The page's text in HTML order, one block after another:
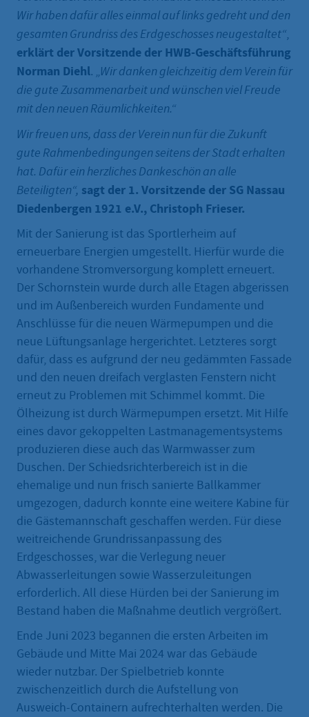
Wir haben dafür alles einmal auf links gedreht und den
gesamten Grundriss des Erdgeschosses neugestaltet“,
erklärt der Vorsitzende der HWB-Geschäftsführung
Norman Diehl. „Wir danken gleichzeitig dem Verein für
die gute Zusammenarbeit und wünschen viel Freude
mit den neuen Räumlichkeiten.“
Wir freuen uns, dass der Verein nun für die Zukunft
gute Rahmenbedingungen seitens der Stadt erhalten
hat. Dafür ein herzliches Dankeschön an alle
Beteiligten“, sagt der 1. Vorsitzende der SG Nassau
Diedenbergen 1921 e.V., Christoph Frieser.
Mit der Sanierung ist das Sportlerheim auf
erneuerbare Energien umgestellt. Hierfür wurde die
vorhandene Stromversorgung komplett erneuert.
Der Schornstein wurde durch alle Etagen abgerissen
und im Außenbereich wurden Fundamente und
Anschlüsse für die neuen Wärmepumpen und die
neue Lüftungsanlage hergerichtet. Letzteres sorgt
dafür, dass es aufgrund der neu gedämmten Fassade
und den neuen dreifach verglasten Fenstern nicht
erneut zu Problemen mit Schimmel kommt. Die
Ölheizung ist durch Wärmepumpen ersetzt. Mit Hilfe
eines davor gekoppelten Lastmanagementsystems
produzieren diese auch das Warmwasser zum
Duschen. Der Schiedsrichterbereich ist in die
ehemalige und nun frisch sanierte Ballkammer
umgezogen, dadurch konnte eine weitere Kabine für
die Gästemannschaft geschaffen werden. Für diese
weitreichende Grundrissanpassung des
Erdgeschosses, war die Verlegung neuer
Abwasserleitungen sowie Wasserzuleitungen
erforderlich. All diese Hürden bei der Sanierung im
Bestand haben die Maßnahme deutlich vergrößert.
Ende Juni 2023 begannen die ersten Arbeiten im
Gebäude und Mitte Mai 2024 war das Gebäude
wieder nutzbar. Der Spielbetrieb konnte
zwischenzeitlich durch die Aufstellung von
Ausweich-Containern aufrechterhalten werden. Die